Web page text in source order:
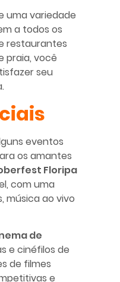
uma variedade
a todos os
restaurantes
praia, você
seu
eventos
os amantes
Floripa
com uma
música ao vivo
de
e cinéfilos de
de filmes
e